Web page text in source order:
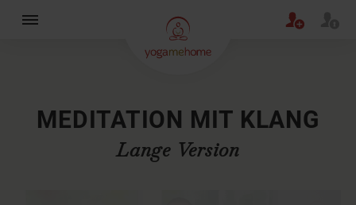
MEDITATION MIT KLANG
Lange Version